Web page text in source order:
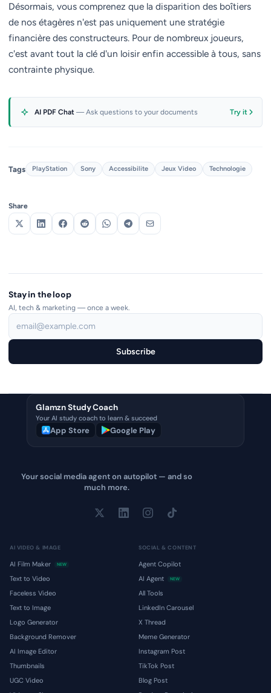
Désormais, vous comprenez que la disparition des boîtiers
de nos étagères n'est pas uniquement une stratégie
financière des constructeurs. Pour de nombreux joueurs,
c'est avant tout la clé d'un loisir enfin accessible à tous, sans
contrainte physique.
AI PDF Chat — Ask questions to your documents Try it
Tags PlayStation Sony Accessibilite Jeux Video Technologie
Share
Stay in the loop
AI, tech & marketing — once a week.
Subscribe
Glamzn Study Coach
Your AI study coach to learn & succeed
App Store Google Play
Your social media agent on autopilot — and so
much more.
AI VIDEO & IMAGE
AI Film Maker NEW
Text to Video
Faceless Video
Text to Image
Logo Generator
Background Remover
AI Image Editor
Thumbnails
UGC Video
SOCIAL & CONTENT
Agent Copilot
AI Agent
NEW
All Tools
LinkedIn Carousel
X Thread
Meme Generator
Instagram Post
TikTok Post
Blog Post